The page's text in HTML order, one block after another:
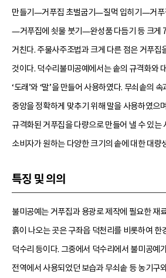
만들기—거푸집 초벌굽기—질먹 입히기—거푸
—거푸집에 쇳물 붓기—완성품 다듬기 등 크게
거친다. 주물사주조법과 크게 다른 점은 거푸집
것이다. 덕수리불미공예에서는 솥의 규격화와
‘도래’와 ‘말’을 만들어 사용하였다. 무쇠솥의
중앙을 정확하게 맞추기 위해 말을 사용하였으
규격화된 거푸집을 다량으로 만들어 낼 수 있는
소비자가 원하는 다양한 크기의 솥에 대한 대량
특징 및 의의
불미공예는 거푸집과 용광로 제작에 필요한 재
흙이 나오는 곳은 구좌읍 덕천리를 비롯하여 한
덕수리 등이다. 그중에서 덕수리에서 불미공예
전역에서 사용되었던 보습과 무쇠솥 등 농기구